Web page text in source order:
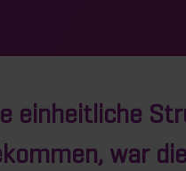
einheitliche
war